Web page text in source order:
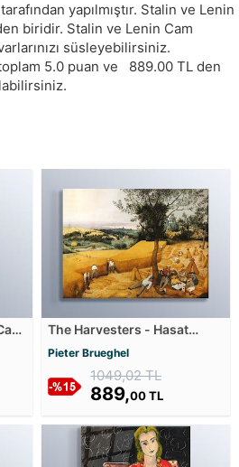
tarafından yapılmıştır. Stalin ve Lenin
biridir. Stalin ve Lenin Cam
süsleyebilirsiniz.
5.0 puan ve 889.00 TL den
The Harvesters - Hasat
Zamanı Cam Tablosu
Pieter Brueghel
1049,02 TL
889,00 TL